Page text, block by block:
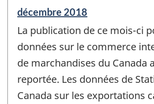
Période
référence
de
-
décembre 2018
La publication de ce mois-ci
données sur le commerce
de marchandises du Canada
reportée. Les données de
Canada sur les exportations